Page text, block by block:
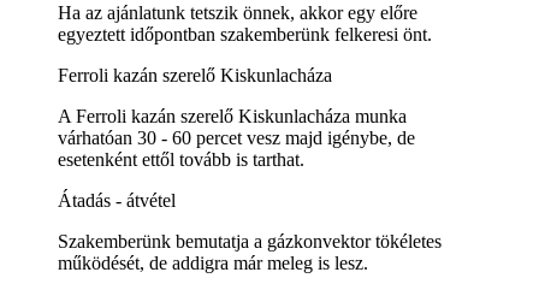
Ha az ajánlatunk tetszik önnek, akkor egy előre
egyeztett időpontban szakemberünk felkeresi önt.
Ferroli kazán szerelő Kiskunlacháza
A Ferroli kazán szerelő Kiskunlacháza munka
várhatóan 30 - 60 percet vesz majd igénybe, de
esetenként ettől tovább is tarthat.
Átadás - átvétel
Szakemberünk bemutatja a gázkonvektor tökéletes
működését, de addigra már meleg is lesz.